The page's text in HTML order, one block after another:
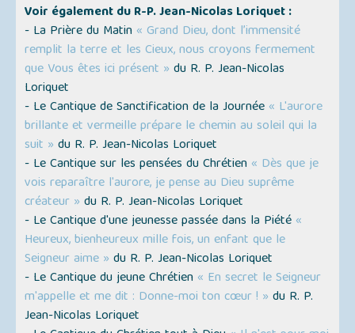
Voir également du R-P. Jean-Nicolas Loriquet :
- La Prière du Matin « Grand Dieu, dont l’immensité
remplit la terre et les Cieux, nous croyons fermement
que Vous êtes ici présent » du R. P. Jean-Nicolas
Loriquet
- Le Cantique de Sanctification de la Journée « L'aurore
brillante et vermeille prépare le chemin au soleil qui la
suit » du R. P. Jean-Nicolas Loriquet
- Le Cantique sur les pensées du Chrétien « Dès que je
vois reparaître l'aurore, je pense au Dieu suprême
créateur » du R. P. Jean-Nicolas Loriquet
- Le Cantique d'une jeunesse passée dans la Piété «
Heureux, bienheureux mille fois, un enfant que le
Seigneur aime » du R. P. Jean-Nicolas Loriquet
- Le Cantique du jeune Chrétien « En secret le Seigneur
m'appelle et me dit : Donne-moi ton cœur ! » du R. P.
Jean-Nicolas Loriquet